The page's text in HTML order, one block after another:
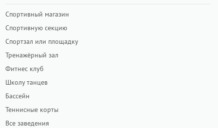
Спортивный магазин
Спортивную секцию
Спортзал или площадку
Тренажёрный зал
Фитнес клуб
Школу танцев
Бассейн
Теннисные корты
Все заведения